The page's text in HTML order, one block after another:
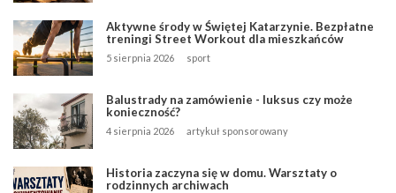
Aktywne środy w Świętej Katarzynie. Bezpłatne
treningi Street Workout dla mieszkańców
5 sierpnia 2026 sport
Balustrady na zamówienie - luksus czy może
konieczność?
4 sierpnia 2026 artykuł sponsorowany
Historia zaczyna się w domu. Warsztaty o
rodzinnych archiwach